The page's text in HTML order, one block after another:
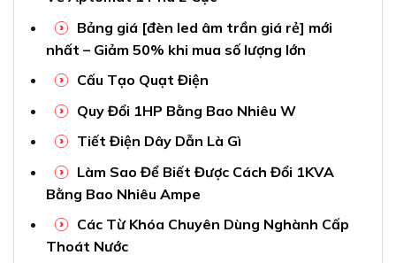
Bảng giá [đèn led âm trần giá rẻ] mới
nhất – Giảm 50% khi mua số lượng lớn
Cấu Tạo Quạt Điện
Quy Đổi 1HP Bằng Bao Nhiêu W
Tiết Điện Dây Dẫn Là Gì
Làm Sao Để Biết Được Cách Đổi 1KVA
Bằng Bao Nhiêu Ampe
Các Từ Khóa Chuyên Dùng Nghành Cấp
Thoát Nước